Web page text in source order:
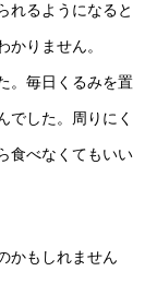
れるようになると
りません。
。毎日くるみを置
でした。周りにく
食べなくてもいい
かもしれません